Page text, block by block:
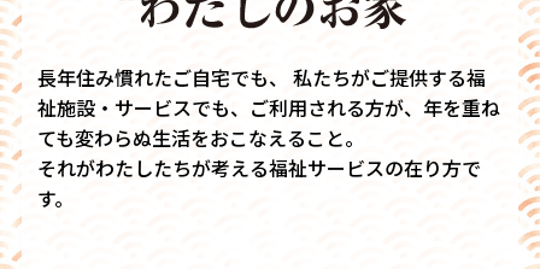
⻑年住み慣れたご⾃宅でも、 私たちがご提供する福
祉施設・サービスでも、 ご利用される方が、年を重ね
ても変わらぬ生活をおこなえること。
それがわたしたちが考える福祉サービスの在り方で
す。